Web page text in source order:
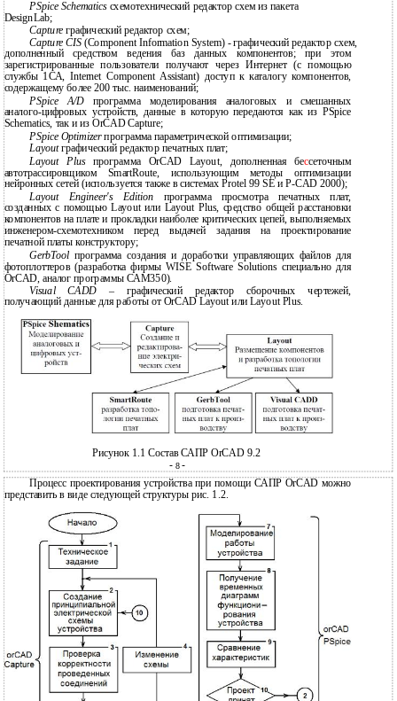
PSpice Schematics схемотехнический редактор схем из пакета
DesignLab;
Captureграфический редактор схем;
Capture CIS (Component Information System) - графический редактор схем,
дополненный средством ведения баз данных компонентов; при этом
зарегистрированные пользователи получают через Интернет (с помощью
службы 1СА, Internet Component Assistant) доступ к каталогу компонентов,
содержащему более 200 тыс. наименований;
PSpice A/D программа моделирования аналоговых и смешанных
аналого-цифровых устройств, данные в которую передаются как из PSpice
Schematics, так и из OrCAD Capture;
PSpice Optimizerпрограмма параметрической оптимизации;
Layoutграфический редактор печатных плат;
Layout Plusпрограмма OrCAD Layout, дополненная бессеточным
автотрассировщиком SmartRoute, использующим методы оптимизации
нейронных сетей (используется также в системах Protel 99 SE и P-CAD 2000);
Layout Engineer's Edition программа просмотра печатных плат,
созданных с помощью Layout или Layout Plus, средство общей расстановки
компонентов на плате и прокладки наиболее критических цепей, выполняемых
инженером-схемотехником перед выдачей задания на проектирование
печатной платы конструктору;
GerbTool программа создания и доработки управляющих файлов для
фотоплоттеров (разработка фирмы WISE Software Solutions специально для
OrCAD, аналог программы САМ350).
Visual CADD – графический редактор сборочных чертежей,
получающий данные для работы от OrCAD Layout или Layout Plus.
Рисунок 1.1 Состав САПР OrCAD 9.2
- 8-
Процесс проектирования устройства при помощи САПР OrCAD можно
представить в виде следующей структуры рис. 1.2.